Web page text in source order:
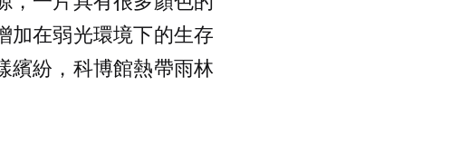
加在弱光環境下的生存
繽紛，科博館熱帶雨林